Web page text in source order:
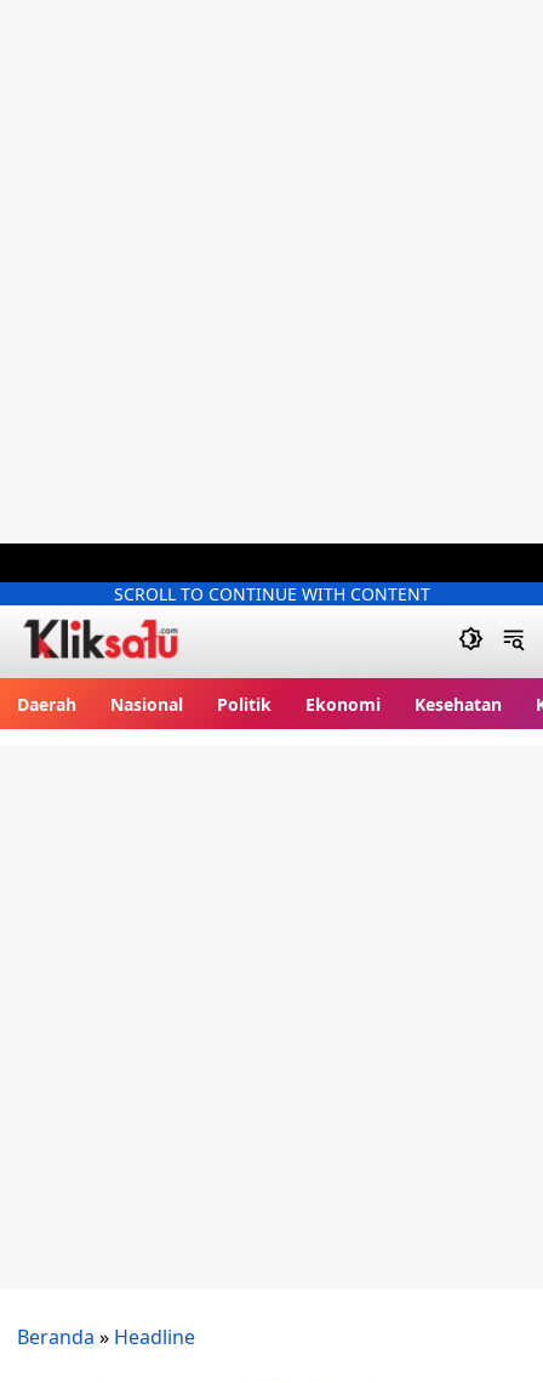
SCROLL TO CONTINUE WITH CONTENT
Daerah Nasional Politik Ekonomi Kesehatan
Beranda » Headline